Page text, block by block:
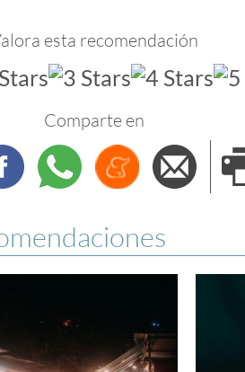
esta recomendación
Comparte en
FacebookWhatsappMenéame